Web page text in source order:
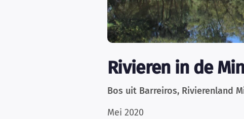
Rivieren in de
Bos uit Barreiros, Rivierenland
Mei 2020